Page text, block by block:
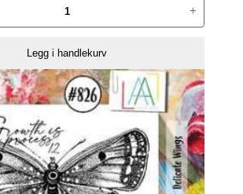
+
Legg i handlekurv